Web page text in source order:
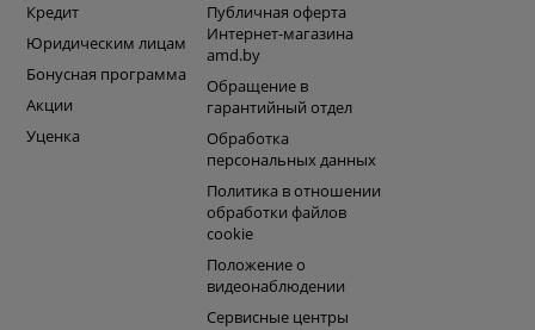
Кредит
Юридическим лицам
Бонусная программа
Акции
Уценка
Публичная оферта
Интернет-магазина
amd.by
Обращение в
гарантийный отдел
Обработка
персональных данных
Политика в отношении
обработки файлов
cookie
Положение о
видеонаблюдении
Сервисные центры